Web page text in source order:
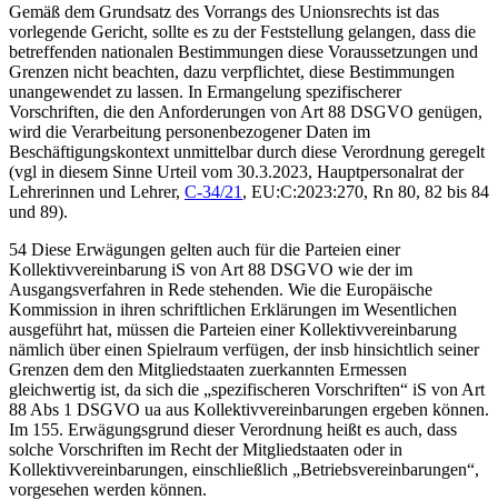
Gemäß dem Grundsatz des Vorrangs des Unionsrechts ist das
vorlegende Gericht, sollte es zu der Feststellung gelangen, dass die
betreffenden nationalen Bestimmungen diese Voraussetzungen und
Grenzen nicht beachten, dazu verpflichtet, diese Bestimmungen
unangewendet zu lassen. In Ermangelung spezifischerer
Vorschriften, die den Anforderungen von Art 88 DSGVO genügen,
wird die Verarbeitung personenbezogener Daten im
Beschäftigungskontext unmittelbar durch diese Verordnung geregelt
(vgl in diesem Sinne Urteil vom 30.3.2023, Hauptpersonalrat der
Lehrerinnen und Lehrer, C-34/21 , EU:C:2023:270, Rn 80, 82 bis 84
und 89).
54 Diese Erwägungen gelten auch für die Parteien einer
Kollektivvereinbarung iS von Art 88 DSGVO wie der im
Ausgangsverfahren in Rede stehenden. Wie die Europäische
Kommission in ihren schriftlichen Erklärungen im Wesentlichen
ausgeführt hat, müssen die Parteien einer Kollektivvereinbarung
nämlich über einen Spielraum verfügen, der insb hinsichtlich seiner
Grenzen dem den Mitgliedstaaten zuerkannten Ermessen
gleichwertig ist, da sich die „spezifischeren Vorschriften“ iS von Art
88 Abs 1 DSGVO ua aus Kollektivvereinbarungen ergeben können.
Im 155. Erwägungsgrund dieser Verordnung heißt es auch, dass
solche Vorschriften im Recht der Mitgliedstaaten oder in
Kollektivvereinbarungen, einschließlich „Betriebsvereinbarungen“,
vorgesehen werden können.